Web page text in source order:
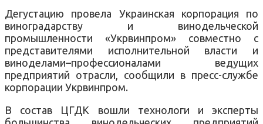
Дегустацию провела Украинская корпорация
по
виноградарству
и
винодельческой
промышленности «Укрвинпром» совместно с
представителями
исполнительной
власти и
виноделами–профессионалами ведущих
предприятий отрасли, сообщили в пресс-службе
корпорации Укрвинпром.
В состав
ЦГДК вошли технологи и
эксперты